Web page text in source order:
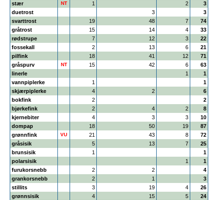
stær
NT 1 2
3
duetrost
3
3
svarttrost
19 48 7
74
gråtrost
15 14 4
33
rødstrupe
7 12 3
22
fossekall
2 13 6
21
pilfink
18 41 12
71
gråspurv
NT 15 42 6
63
linerle
1
1
vannpiplerke
1
1
skjærpiplerke
4 2
6
bokfink
2
2
bjørkefink
2 4 2
8
kjernebiter
4 3 3
10
dompap
18 50 19
87
grønnfink
VU 21 43 8
72
gråsisik
5 13 7
25
brunsisik
1
1
polarsisik
1
1
furukorsnebb
2 2
4
grankorsnebb
2 1
3
stillits
3 19 4
26
grønnsisik
4 15 5
24